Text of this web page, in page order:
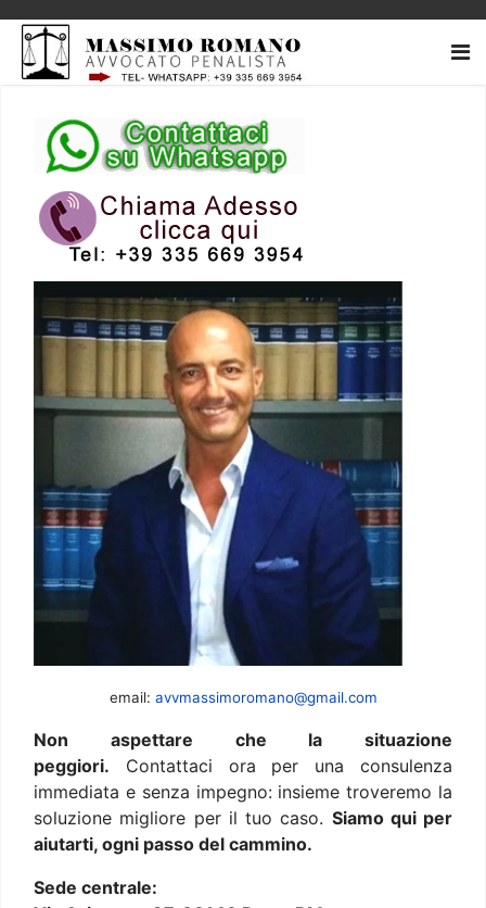
email: avvmassimoromano@gmail.com
Non aspettare che la situazione
peggiori. Contattaci ora per una consulenza
immediata e senza impegno: insieme troveremo la
soluzione migliore per il tuo caso. Siamo qui per
aiutarti, ogni passo del cammino.
Sede centrale: